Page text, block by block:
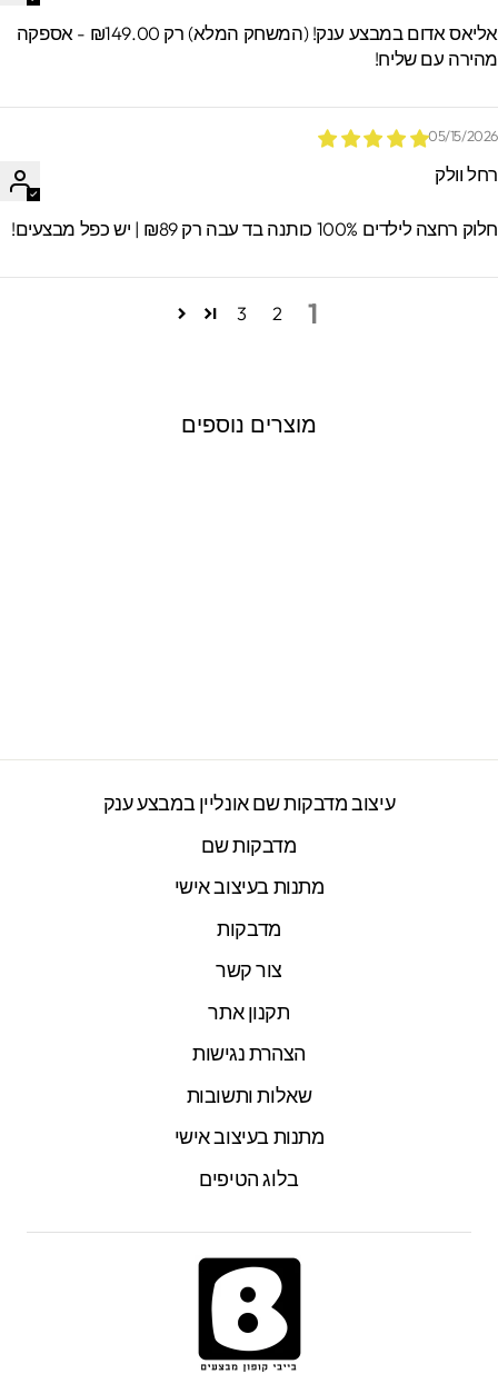
אליאס אדום במבצע ענק! (המשחק המלא) רק ₪149.00 - אספקה
עם שליח!
05/15/
וולק
רחצה לילדים 100% כותנה בד עבה רק ₪89 | יש כפל מבצעים!
1
2
3
מוצרים נוספים
עיצוב מדבקות שם אונליין במבצע ענק
מדבקות שם
מתנות בעיצוב אישי
מדבקות
צור קשר
תקנון אתר
הצהרת נגישות
שאלות ותשובות
מתנות בעיצוב אישי
בלוג הטיפים